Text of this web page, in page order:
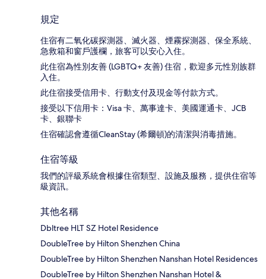
規定
住宿有二氧化碳探測器、滅火器、煙霧探測器、保全系統、
急救箱和窗戶護欄，旅客可以安心入住。
此住宿為性別友善 (LGBTQ+ 友善) 住宿，歡迎多元性別族群
入住。
此住宿接受信用卡、行動支付及現金等付款方式。
接受以下信用卡：Visa 卡、萬事達卡、美國運通卡、JCB
卡、銀聯卡
住宿確認會遵循CleanStay (希爾頓)的清潔與消毒措施。
住宿等級
我們的評級系統會根據住宿類型、設施及服務，提供住宿等
級資訊。
其他名稱
Dbltree HLT SZ Hotel Residence
DoubleTree by Hilton Shenzhen China
DoubleTree by Hilton Shenzhen Nanshan Hotel Residences
DoubleTree by Hilton Shenzhen Nanshan Hotel &